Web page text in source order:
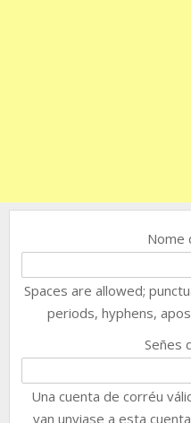
Nome
Spaces are allowed;
periods, hyphens,
Señes
Una cuenta de corréu
van unviase a esta